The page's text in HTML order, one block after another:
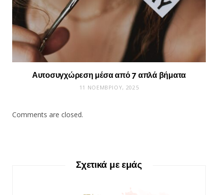
Αυτοσυγχώρεση μέσα από 7 απλά βήματα
11 ΝΟΕΜΒΡΊΟΥ, 2025
Comments are closed.
Σχετικά με εμάς